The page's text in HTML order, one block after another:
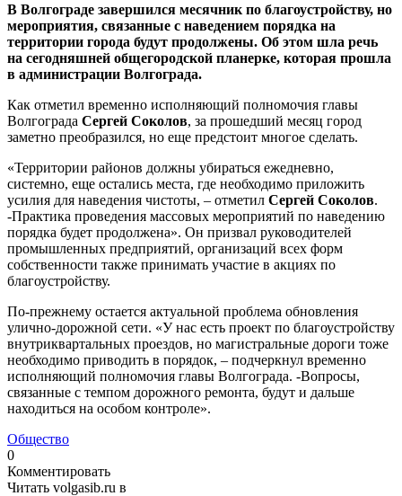
В Волгограде завершился месячник по благоустройству, но
мероприятия, связанные с наведением порядка на
территории города будут продолжены. Об этом шла речь
на сегодняшней общегородской планерке, которая прошла
в администрации Волгограда.
Как отметил временно исполняющий полномочия главы
Волгограда Сергей Соколов, за прошедший месяц город
заметно преобразился, но еще предстоит многое сделать.
«Территории районов должны убираться ежедневно,
системно, еще остались места, где необходимо приложить
усилия для наведения чистоты, – отметил Сергей Соколов.
-Практика проведения массовых мероприятий по наведению
порядка будет продолжена». Он призвал руководителей
промышленных предприятий, организаций всех форм
собственности также принимать участие в акциях по
благоустройству.
По-прежнему остается актуальной проблема обновления
улично-дорожной сети. «У нас есть проект по благоустройству
внутриквартальных проездов, но магистральные дороги тоже
необходимо приводить в порядок, – подчеркнул временно
исполняющий полномочия главы Волгограда. -Вопросы,
связанные с темпом дорожного ремонта, будут и дальше
находиться на особом контроле».
Общество
0
Комментировать
Читать volgasib.ru в